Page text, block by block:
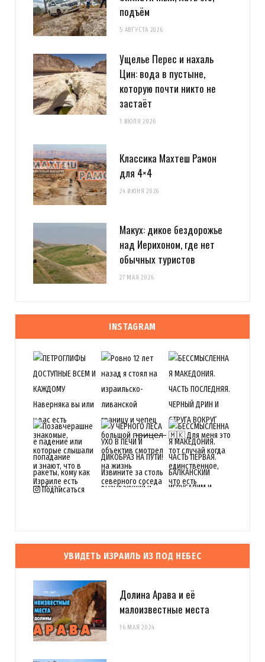
подъём
5 АВГУСТА 2026
Ущелье Перес и нахаль
Цин: вода в пустыне,
которую почти никто не
застаёт
1 ИЮЛЯ 2026
Классика Махтеш Рамон
для 4×4
24 ИЮНЯ 2026
Макух: дикое бездорожье
над Иерихоном, где нет
обычных туристов
27 МАЯ 2026
INSTAGRAM
Подписаться
УВИДЕТЬ ИЗРАИЛЬ ИЗ ПОД НЕБЕС
Долина Арава и её
малоизвестные места
16 МАЯ 2024